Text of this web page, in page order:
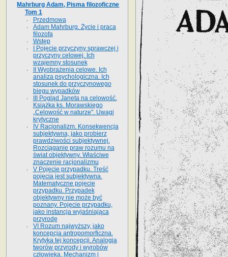
Mahrburg Adam, Pisma filozoficzne
Tom 1
Przedmowa
Adam Mahrburg. Życie i praca
filozofa
Wstęp
I Pojęcie przyczyny sprawczej i
przyczyny celowej. Ich
wzajemny stosunek
II Wyobrażenia celowe. Ich
analiza psychologiczna. Ich
stosunek do przyczynowego
biegu wypadków
III Pogląd Janeta na celowość.
Książka ks. Morawskiego
„Celowość w naturze". Uwagi
krytyczne
IV Racjonalizm. Konsekwencja
subjektywna, jako probierz
prawdziwości subjektywnej.
Rozciąganie praw rozumu na
świat objektywny. Właściwe
znaczenie racjonalizmu
V Pojęcie przypadku. Treść
pojęcia jest subjektywna.
Matematyczne pojęcie
przypadku. Przypadek
objektywny nie może być
poznany. Pojęcie przypadku,
jako instancja wyjaśniająca
przyrodę
VI Rozum najwyższy, jako
koncepcja antropomorficzna.
Krytyka tej koncepcji. Analogja
tworów przyrody i wyrobów
człowieka. Mechanizm i